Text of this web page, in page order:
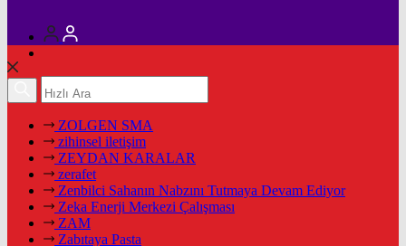
ZOLGEN SMA
zihinsel iletişim
ZEYDAN KARALAR
zerafet
Zenbilci Sahanın Nabzını Tutmaya Devam Ediyor
Zeka Enerji Merkezi Çalışması
ZAM
Zabıtaya Pasta